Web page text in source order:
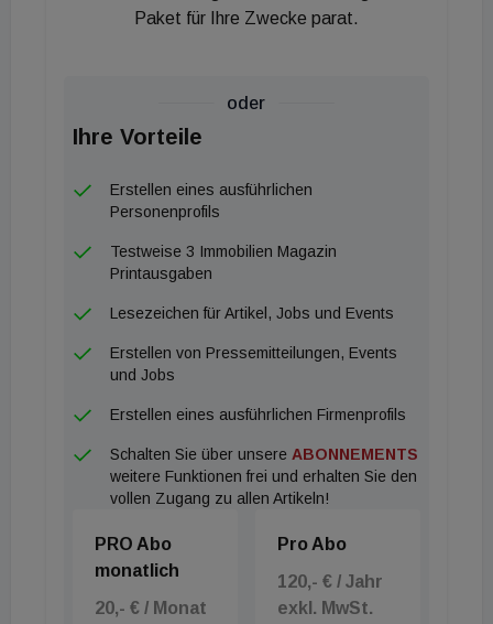
Paket für Ihre Zwecke parat.
oder
Ihre Vorteile
Erstellen eines ausführlichen
Personenprofils
Testweise 3 Immobilien Magazin
Printausgaben
Lesezeichen für Artikel, Jobs und Events
Erstellen von Pressemitteilungen, Events
und Jobs
Erstellen eines ausführlichen Firmenprofils
Schalten Sie über unsere ABONNEMENTS
weitere Funktionen frei und erhalten Sie den
vollen Zugang zu allen Artikeln!
PRO Abo
monatlich
20,- € / Monat
Pro Abo
120,- € / Jahr
exkl. MwSt.